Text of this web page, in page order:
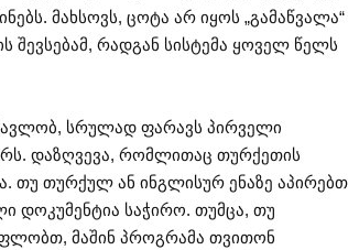
მახსოვს, ცოტა არ იყოს „გამაწვალა“
შევსებამ, რადგან სისტემა ყოველ წელს
სრულად ფარავს პირველი
დაზღვევა, რომლითაც თურქეთის
თუ თურქულ ან ინგლისურ ენაზე აპირებთ
დოკუმენტია საჭირო. თუმცა, თუ
მაშინ პროგრამა თვითონ